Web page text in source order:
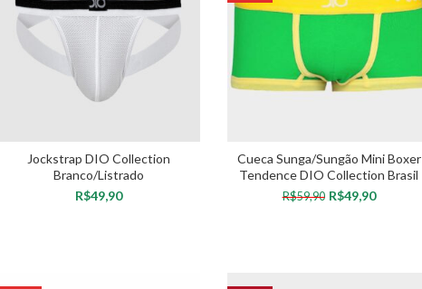
Jockstrap DIO Collection
Branco/Listrado
R$
Cueca Sunga/Sungão Mini Boxer
Tendence DIO Collection Brasil
R$59,90 R$49,90